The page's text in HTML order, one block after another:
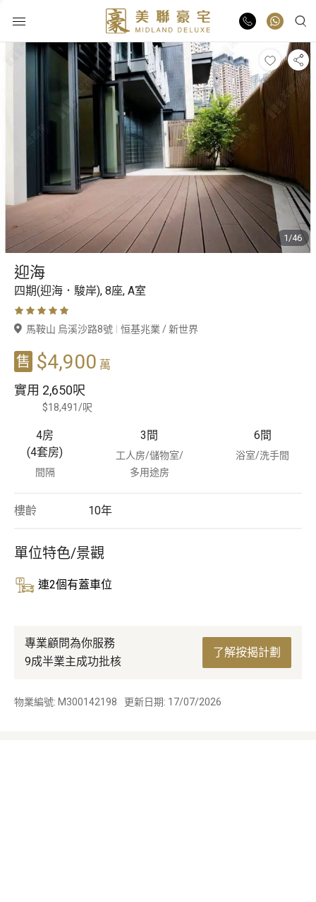
物業出租
豪宅報告
豪宅資訊
更多樓盤
豪宅專家
豪宅分行
1/46
迎海
四期(迎海．駿岸), 8座, A室
馬鞍山 烏溪沙路8號 恒基兆業 / 新世界
售 $4,900 萬
實用 2,650呎
$18,491/呎
4房
(4套房)
間隔
3 間
工人房/儲物室/
多用途房
6間
浴室/洗手間
樓齡 10年
單位特色/景觀
連2個有蓋車位
專業顧問為你服務
9成半業主成功批核
了解按揭計劃
物業編號: M300142198 更新日期: 17/07/2026